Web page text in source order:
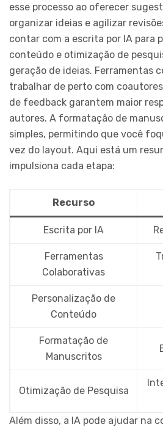
esse processo ao oferecer
organizar ideias e agilizar
contar com a escrita por IA para
conteúdo e otimização de
geração de ideias. Ferramentas
trabalhar de perto com
de feedback garantem maior
autores. A formatação de
simples, permitindo que você
vez do layout. Aqui está um
impulsiona cada etapa:
Recurso
Escrita por IA
Ferramentas
Colaborativas
Personalização de
Conteúdo
Formatação de
Manuscritos
Otimização de Pesquisa
Além disso, a IA pode ajudar na